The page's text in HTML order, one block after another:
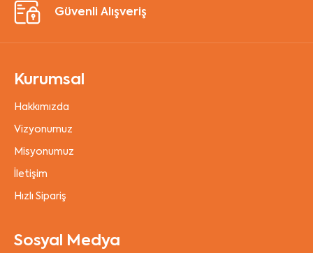
Güvenli Alışveriş
Kurumsal
Hakkımızda
Vizyonumuz
Misyonumuz
İletişim
Hızlı Sipariş
Sosyal Medya